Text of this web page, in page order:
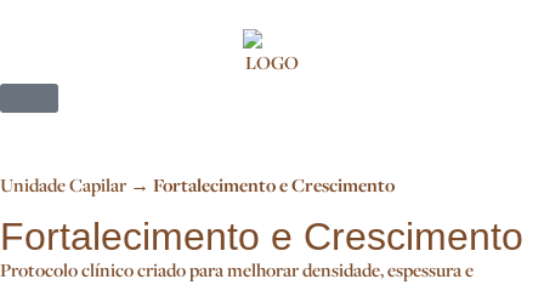
Unidade Capilar → Fortalecimento e Crescimento
Fortalecimento e Crescimento
Protocolo clínico criado para melhorar densidade, espessura e